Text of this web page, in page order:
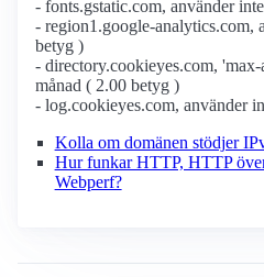
- fonts.gstatic.com, använder
- region1.google-analytics.com,
betyg )
- directory.cookieyes.com,
månad ( 2.00 betyg )
- log.cookieyes.com, använder
Kolla om domänen stödjer
Hur funkar HTTP, HTTP
Webperf?